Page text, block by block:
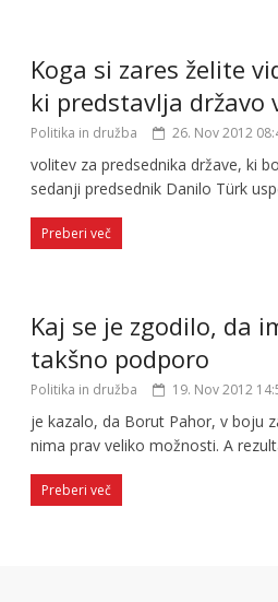
Koga si zares želite
ki predstavlja državo
Politika in družba 26. Nov 2012
volitev za predsednika države, ki
sedanji predsednik Danilo Türk
Preberi več
Kaj se je zgodilo, da
takšno podporo
Politika in družba 19. Nov 2012
je kazalo, da Borut Pahor, v boju
nima prav veliko možnosti. A
Preberi več